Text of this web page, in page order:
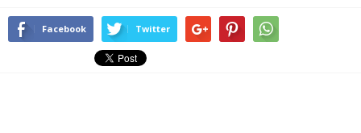
Facebook Twitter